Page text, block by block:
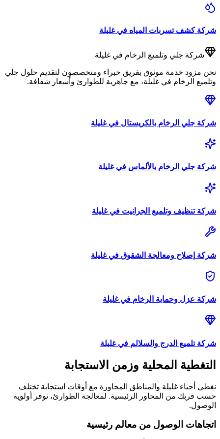
شركةكشف تسربات المياه فيغليلة
شركة جلي وتلميع الرخام في غليلة
نحن مزود خدمة موثوق بفريق خبراء ومتخصصون لتقديم حلول جلي
وتلميع الرخام في غليلة، مع جاهزية للطوارئ وأسعار شفافة.
شركة جلي الرخام بالكريستال فيغليلة
شركة جلي الرخام بالألماس فيغليلة
شركةتنظيف وتلميع الجرانيت فيغليلة
شركة إصلاح ومعالجة الشقوق فيغليلة
شركة عزل وحماية الرخام فيغليلة
شركةتلميع الدرج والسلالم فيغليلة
التغطية المحلية وزمن الاستجابة
نغطي أحياء غليلة والمناطق المجاورة مع أوقات استجابة تختلف
حسب قربك من المحاور الرئيسية. لمعالجة الطوارئ، نوفر أولوية
الوصول.
اتجاهات الوصول من معالم رئيسية